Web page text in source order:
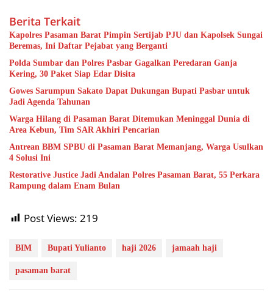
Berita Terkait
Kapolres Pasaman Barat Pimpin Sertijab PJU dan Kapolsek Sungai
Beremas, Ini Daftar Pejabat yang Berganti
Polda Sumbar dan Polres Pasbar Gagalkan Peredaran Ganja
Kering, 30 Paket Siap Edar Disita
Gowes Sarumpun Sakato Dapat Dukungan Bupati Pasbar untuk
Jadi Agenda Tahunan
Warga Hilang di Pasaman Barat Ditemukan Meninggal Dunia di
Area Kebun, Tim SAR Akhiri Pencarian
Antrean BBM SPBU di Pasaman Barat Memanjang, Warga Usulkan
4 Solusi Ini
Restorative Justice Jadi Andalan Polres Pasaman Barat, 55 Perkara
Rampung dalam Enam Bulan
Post Views: 219
BIM Bupati Yulianto haji 2026 jamaah haji
pasaman barat